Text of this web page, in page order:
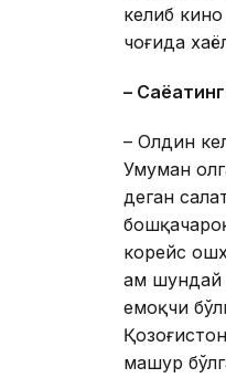
келиб
чоғида
–
– Олдин
Умуман
деган
корейс
ҳам
емоқчи
машҳур